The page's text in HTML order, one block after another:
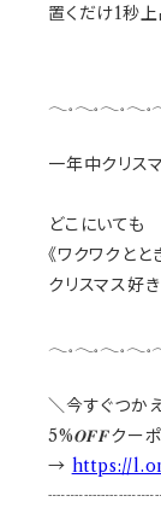
置くだけ1秒
一年中クリス
どこにいても
《ワクワクとと
クリスマス好
＼今すぐつか
5%𝑶𝑭𝑭クーポ
→ https://